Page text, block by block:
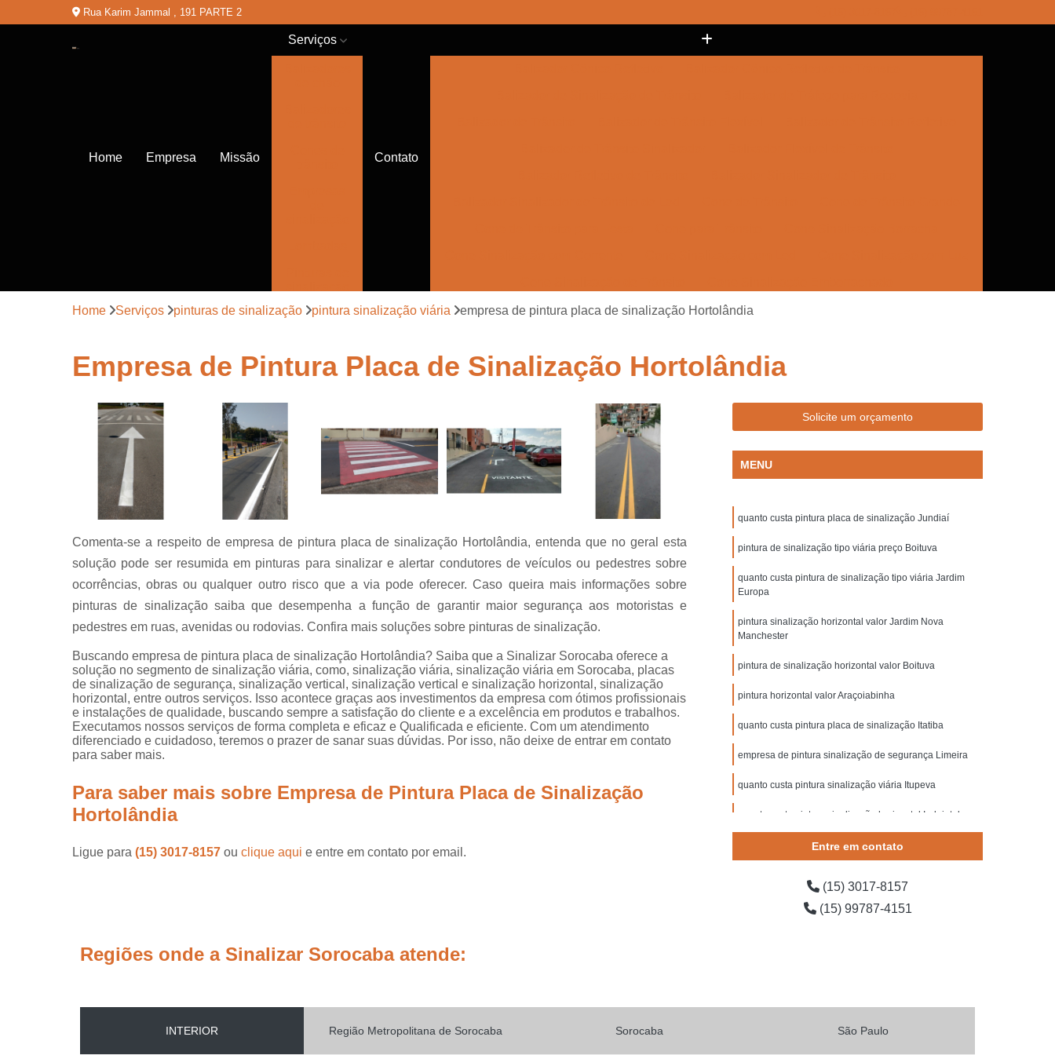
Rua Karim Jammal , 191 PARTE 2
Home Empresa Missão
Serviços
Placas de
segurança
Sinalização
de obra
Sinalização
horizontal
Sinalização
Sinalizações
verticais
Tachões
Contato
Cone Sinalizador de Trânsito
Cone Trânsito
Empresa de Sinalização de Rodovias
Empresa de Sinalização de Trânsito
Empresa de Sinalização Vertical
Empresa de Sinalização Viária
Empresa Sinalização
Empresa Sinalização de Trânsito
Lombada com Faixa de Pedestre
Lombada de Borracha para Condomínio
Lombada de Rua
Lombada Elevada
Lombada para Estacionamento
Lombada para Garagem
Lombada Quebra Mola
Lombada Trânsito
Pintura de Sinalização
Pintura de Sinalização Horizontal
Pintura de Sinalização Viária
Pintura Horizontal
Pintura Placa de Sinalização
Pintura Sinalização
Pintura Sinalização de Trânsito
Pintura Sinalização Horizontal
Pintura Sinalização Tipo Horizontal
Placa de Sinalização de Segurança
Placas de Sinalização de Segurança Bombeiros
Placas de Sinalização de Segurança contra Incêndio
Placas de Sinalização de Segurança do Trabalho Construção Civil
Placas de Sinalização de Segurança em Obras
Placas de Sinalização de Segurança Escadas
Placas de Sinalização de Segurança para Bombeiros
Placas de Sinalização de Segurança para Condomínio
Placas de Sinalização de Rodovia
Placas Sinalização Rodovia
Sinalização de Obras
Sinalização de Obras de Vias
Home Serviços pinturas de sinalização pintura sinalização viária empresa de pintura placa de sinalização Hortolândia
Empresa de Pintura Placa de Sinalização Hortolândia
Comenta-se a respeito de empresa de pintura placa de sinalização Hortolândia, entenda que no geral esta
solução pode ser resumida em pinturas para sinalizar e alertar condutores de veículos ou pedestres sobre
ocorrências, obras ou qualquer outro risco que a via pode oferecer. Caso queira mais informações sobre
pinturas de sinalização saiba que desempenha a função de garantir maior segurança aos motoristas e
pedestres em ruas, avenidas ou rodovias. Confira mais soluções sobre pinturas de sinalização.
Buscando empresa de pintura placa de sinalização Hortolândia? Saiba que a Sinalizar Sorocaba oferece a
solução no segmento de sinalização viária, como, sinalização viária, sinalização viária em Sorocaba, placas
de sinalização de segurança, sinalização vertical, sinalização vertical e sinalização horizontal, sinalização
horizontal, entre outros serviços. Isso acontece graças aos investimentos da empresa com ótimos profissionais
e instalações de qualidade, buscando sempre a satisfação do cliente e a excelência em produtos e trabalhos.
Executamos nossos serviços de forma completa e eficaz e Qualificada e eficiente. Com um atendimento
diferenciado e cuidadoso, teremos o prazer de sanar suas dúvidas. Por isso, não deixe de entrar em contato
para saber mais.
Para saber mais sobre Empresa de Pintura Placa de Sinalização
Hortolândia
Ligue para (15) 3017-8157 ou clique aqui e entre em contato por email.
Solicite um orçamento
MENU
quanto custa pintura placa de sinalização Jundiaí
pintura de sinalização tipo viária preço Boituva
quanto custa pintura de sinalização tipo viária Jardim
Europa
pintura sinalização horizontal valor Jardim Nova
Manchester
pintura de sinalização horizontal valor Boituva
pintura horizontal valor Araçoiabinha
quanto custa pintura placa de sinalização Itatiba
empresa de pintura sinalização de segurança Limeira
quanto custa pintura sinalização viária Itupeva
quanto custa pintura sinalização horizontal Indaiatuba
Entre em contato
(15) 3017-8157
(15) 99787-4151
Regiões onde a Sinalizar Sorocaba atende:
INTERIOR Região Metropolitana de Sorocaba Sorocaba São Paulo